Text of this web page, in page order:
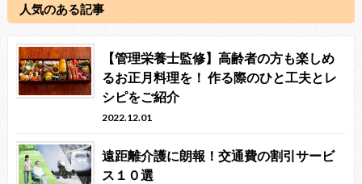
人気のある記事
【管理栄養士監修】高齢者の方も楽しめ
るお正月料理を！ 作る際のひと工夫とレ
シピをご紹介
2022.12.01
遠距離介護に朗報！交通費の割引サービ
ス１０選